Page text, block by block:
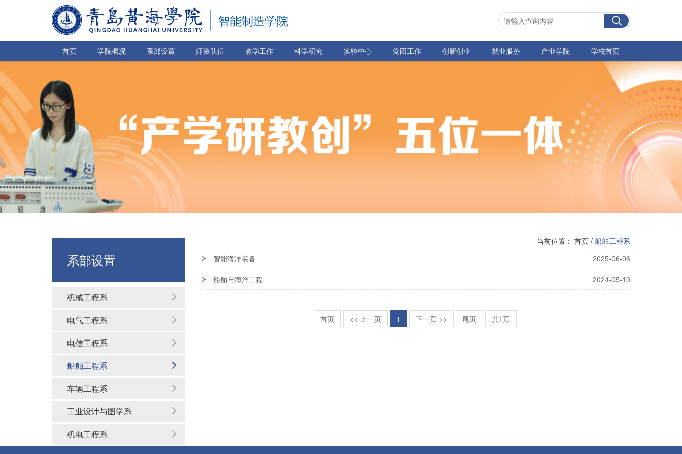
智能制造学院
首页 学院概况 系部设置 师资队伍 教学工作 科学研究 实验中心 党团工作 创新创业 就业服务 产业学院 学校首页
系部设置
机械工程系
电气工程系
电信工程系
船舶工程系
车辆工程系
工业设计与图学系
机电工程系
当前位置： 首页 / 船舶工程系
智能海洋装备
2025-06-06
船舶与海洋工程 2024-05-10
首页 << 上一页 1 下一页 >> 尾页 共1页